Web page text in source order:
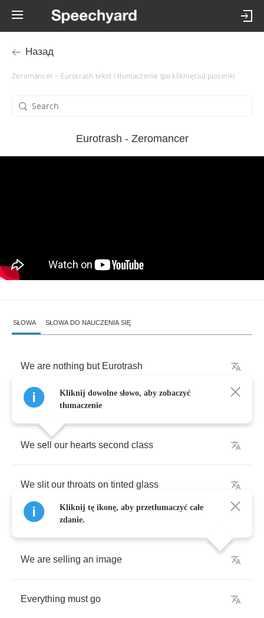
Назад
Zeromancer – Eurotrash tekst i tłumaczenie (po kliknięciu) piosenki
Eurotrash - Zeromancer
SŁOWA SŁOWA DO NAUCZENIA SIĘ
We are nothing but Eurotrash
We take Plastic we
We sell our hearts second class
We slit our throats on tinted glass
We are selling an image
Everything must go
Kliknij dowolne słowo, aby zobaczyć
tłumaczenie
Kliknij tę ikonę, aby przetłumaczyć całe
zdanie.